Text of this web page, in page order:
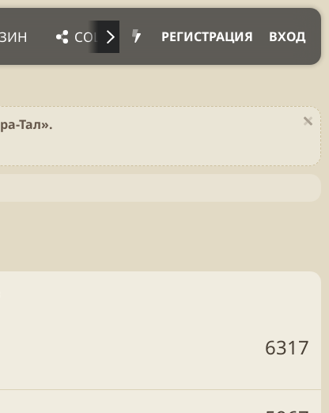
СОЦ. СЕТИ ПРОЧЕЕ ВХОД
РЕГИСТРАЦИЯ
Тал».
6317